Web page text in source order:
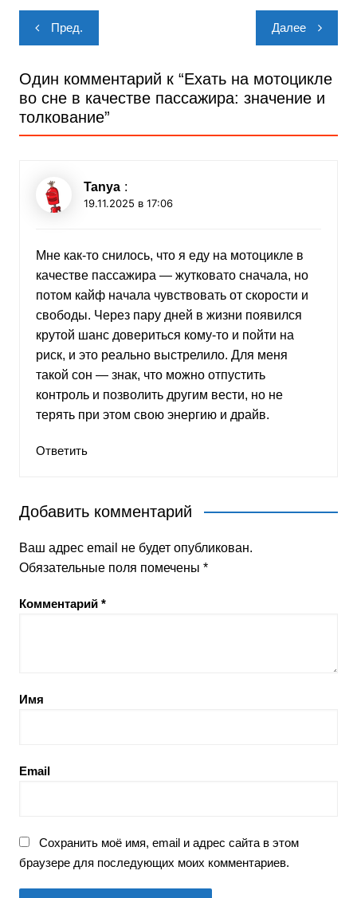
Навигация
по
записям
Пред. Далее
Один комментарий к “Ехать на мотоцикле
во сне в качестве пассажира: значение и
толкование”
Tanya :
19.11.2025 в 17:06
Мне как-то снилось, что я еду на мотоцикле в
качестве пассажира — жутковато сначала, но
потом кайф начала чувствовать от скорости и
свободы. Через пару дней в жизни появился
крутой шанс довериться кому-то и пойти на
риск, и это реально выстрелило. Для меня
такой сон — знак, что можно отпустить
контроль и позволить другим вести, но не
терять при этом свою энергию и драйв.
Ответить
Добавить комментарий
Ваш адрес email не будет опубликован.
Обязательные поля помечены *
Комментарий *
Имя
Email
Сохранить моё имя, email и адрес сайта в этом
браузере для последующих моих комментариев.